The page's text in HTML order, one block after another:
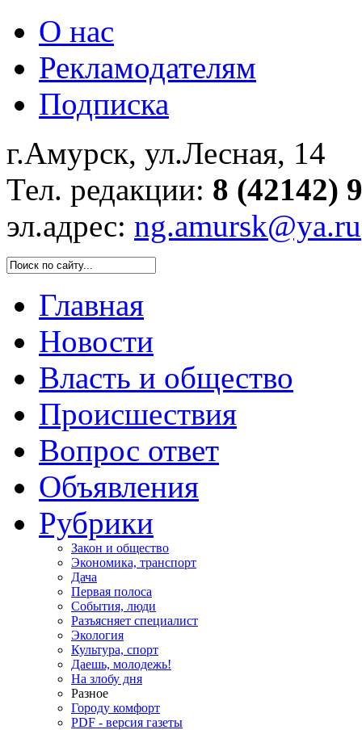
О нас
Рекламодателям
Подписка
г.Амурск, ул.Лесная, 14
Тел. редакции: 8 (42142)
эл.адрес: ng.amursk@ya.ru
Главная
Новости
Власть и общество
Происшествия
Вопрос ответ
Объявления
Рубрики
Закон и общество
Экономика, транспорт
Дача
Первая полоса
События, люди
Разъясняет специалист
Экология
Культура, спорт
Даешь, молодежь!
На злобу дня
Разное
Городу комфорт
PDF - версия газеты